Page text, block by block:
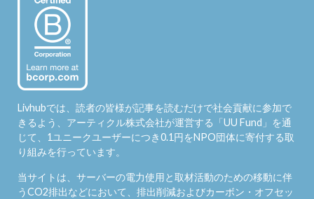
Livhubでは、読者の皆様が記事を読むだけで社会貢献に参加で
きるよう、アーティクル株式会社が運営する「UU Fund 」を通
じて、1ユニークユーザーにつき0.1円をNPO団体に寄付する取
り組みを行っています。
当サイトは、サーバーの電力使用と取材活動のための移動に伴
うCO2排出などにおいて、排出削減およびカーボン・オフセッ